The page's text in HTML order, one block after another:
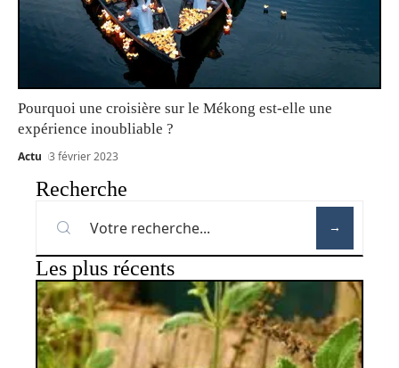
Pourquoi une croisière sur le Mékong est-elle une
expérience inoubliable ?
Actu 3 février 2023
Recherche
Les plus récents